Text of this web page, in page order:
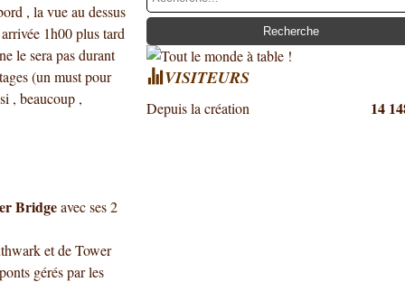
, la vue au dessus
1h00 plus tard
le sera pas durant
(un must pour
, beaucoup ,
Bridgeavec ses 2
et de Tower
gérés par les
VISITEURS
Depuis la création 14